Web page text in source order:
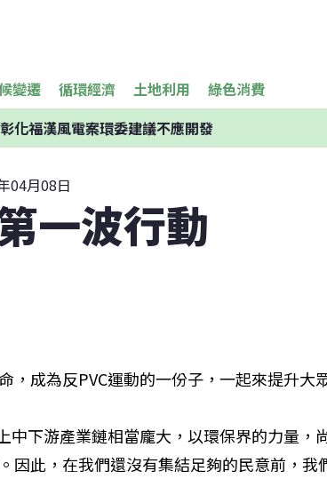
變遷 循環經濟 土地利用 綠色消費
化福漢風電案環委建議不應開發
04月08日
一波行動
，成為反PVC運動的一份子，一起來提升大
中下游產業鏈相當龐大，以環保界的力量，
因此，在我們還沒有集結足夠的民意前，我